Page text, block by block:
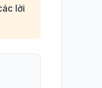
lời